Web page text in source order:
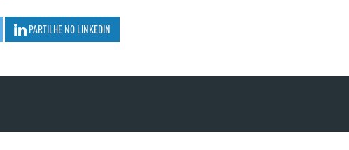
PARTILHE NO LINKEDIN